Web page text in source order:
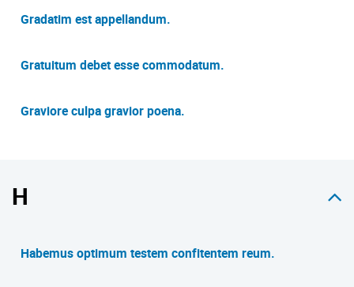
Gradatim est appellandum.
Gratuitum debet esse commodatum.
Graviore culpa gravior poena.
H
Habemus optimum testem confitentem reum.